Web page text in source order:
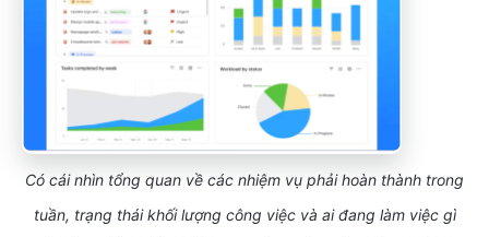
Có cái nhìn tổng quan về các nhiệm vụ phải hoàn thành trong
tuần, trạng thái khối lượng công việc và ai đang làm việc gì